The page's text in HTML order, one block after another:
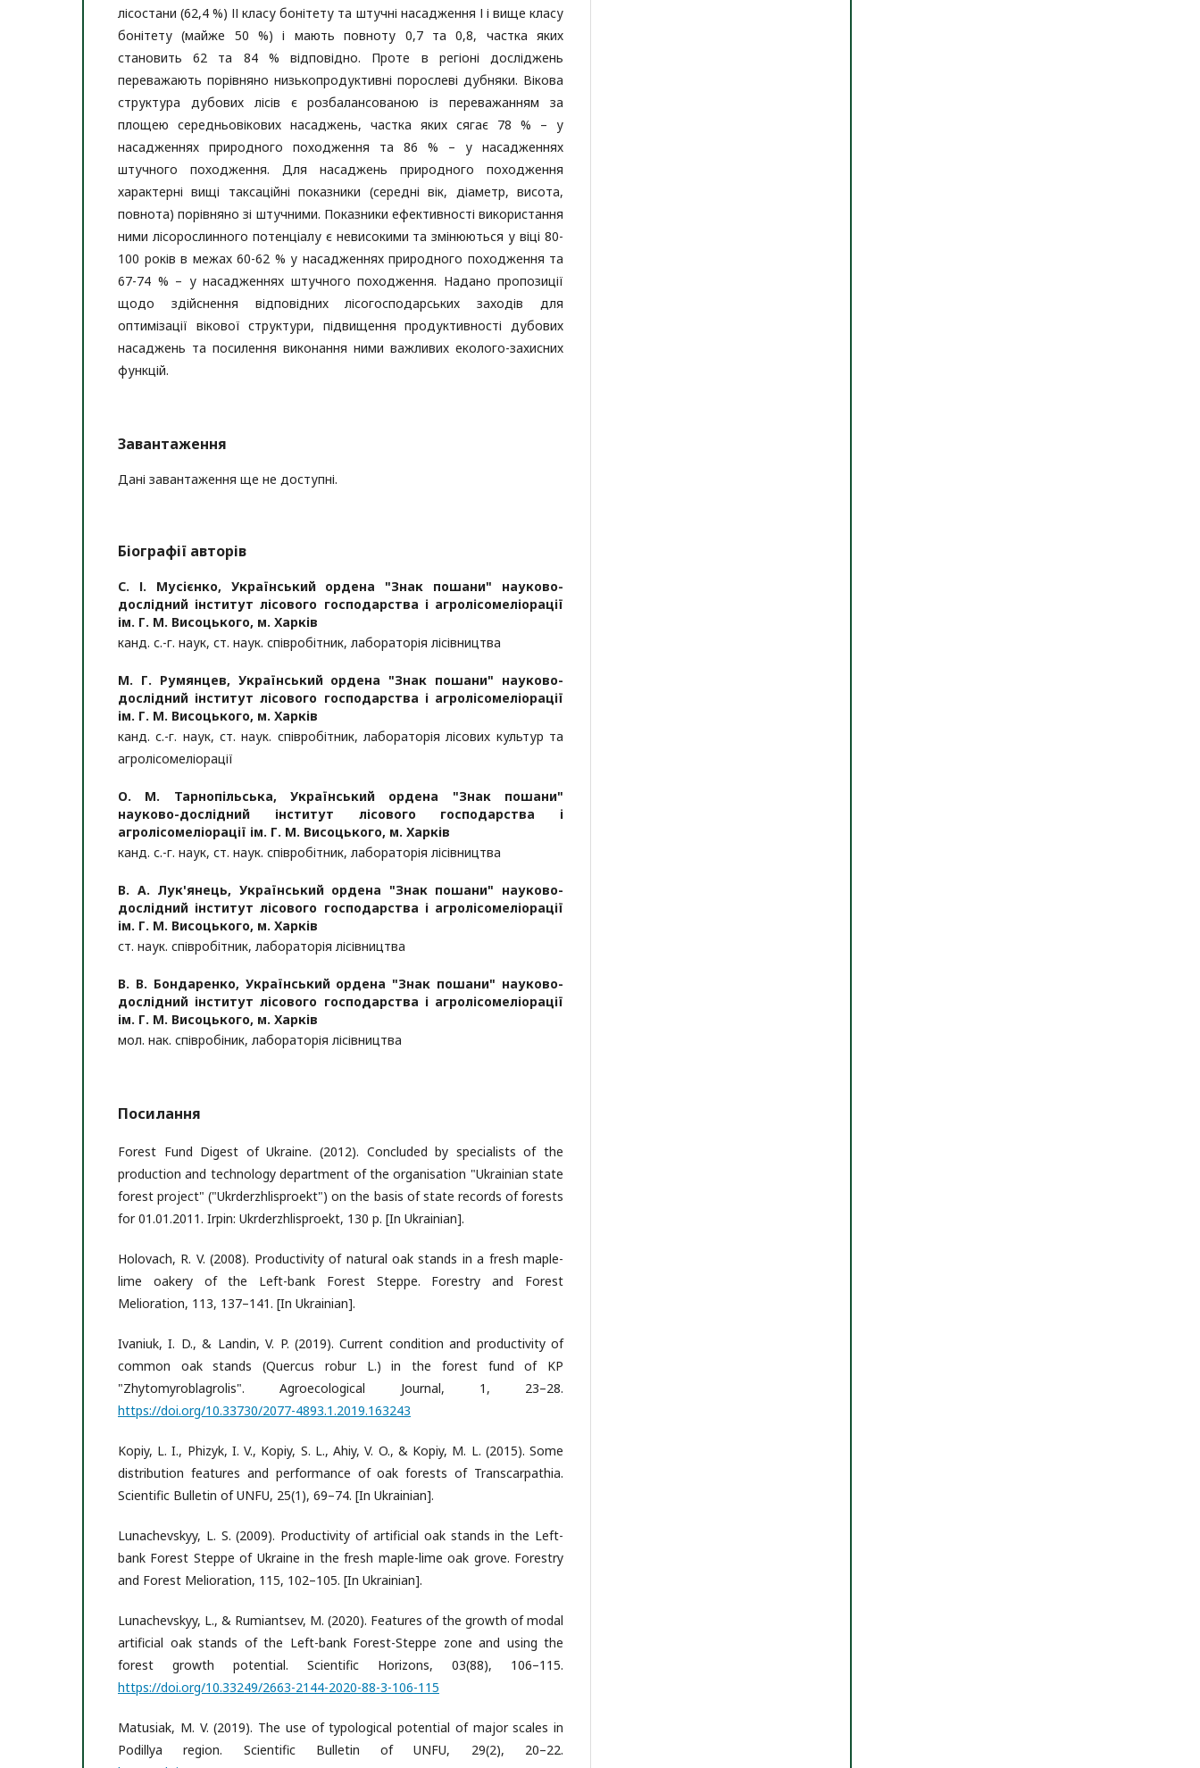
лісостани (62,4 %) ІІ класу бонітету та штучні насадження І і вище класу
бонітету (майже 50 %) і мають повноту 0,7 та 0,8, частка яких
становить 62 та 84 % відповідно. Проте в регіоні досліджень
переважають порівняно низькопродуктивні порослеві дубняки. Вікова
структура дубових лісів є розбалансованою із переважанням за
площею середньовікових насаджень, частка яких сягає 78 % – у
насадженнях природного походження та 86 % – у насадженнях
штучного походження. Для насаджень природного походження
характерні вищі таксаційні показники (середні вік, діаметр, висота,
повнота) порівняно зі штучними. Показники ефективності використання
ними лісорослинного потенціалу є невисокими та змінюються у віці 80-
100 років в межах 60-62 % у насадженнях природного походження та
67-74 % – у насадженнях штучного походження. Надано пропозиції
щодо здійснення відповідних лісогосподарських заходів для
оптимізації вікової структури, підвищення продуктивності дубових
насаджень та посилення виконання ними важливих еколого-захисних
функцій.
Завантаження
Дані завантаження ще не доступні.
Біографії авторів
С. І. Мусієнко, Український ордена "Знак пошани" науково-
дослідний інститут лісового господарства і агролісомеліорації
ім. Г. М. Висоцького, м. Харків
канд. с.-г. наук, ст. наук. співробітник, лабораторія лісівництва
М. Г. Румянцев, Український ордена "Знак пошани" науково-
дослідний інститут лісового господарства і агролісомеліорації
ім. Г. М. Висоцького, м. Харків
канд. с.-г. наук, ст. наук. співробітник, лабораторія лісових культур та
агролісомеліорації
О. М. Тарнопільська, Український ордена "Знак пошани"
науково-дослідний інститут лісового господарства і
агролісомеліорації ім. Г. М. Висоцького, м. Харків
канд. с.-г. наук, ст. наук. співробітник, лабораторія лісівництва
В. А. Лук'янець, Український ордена "Знак пошани" науково-
дослідний інститут лісового господарства і агролісомеліорації
ім. Г. М. Висоцького, м. Харків
ст. наук. співробітник, лабораторія лісівництва
В. В. Бондаренко, Український ордена "Знак пошани" науково-
дослідний інститут лісового господарства і агролісомеліорації
ім. Г. М. Висоцького, м. Харків
мол. нак. співробіник, лабораторія лісівництва
Посилання
Forest Fund Digest of Ukraine. (2012). Concluded by specialists of the
production and technology department of the organisation "Ukrainian state
forest project" ("Ukrderzhlisproekt") on the basis of state records of forests
for 01.01.2011. Irpin: Ukrderzhlisproekt, 130 p. [In Ukrainian].
Holovach, R. V. (2008). Productivity of natural oak stands in a fresh maple-
lime oakery of the Left-bank Forest Steppe. Forestry and Forest
Melioration, 113, 137–141. [In Ukrainian].
Ivaniuk, I. D., & Landin, V. P. (2019). Current condition and productivity of
common oak stands (Quercus robur L.) in the forest fund of KP
"Zhytomyroblagrolis". Agroecological Journal, 1, 23–28.
https://doi.org/10.33730/2077-4893.1.2019.163243
Kopiy, L. I., Phizyk, I. V., Kopiy, S. L., Ahiy, V. O., & Kopiy, M. L. (2015). Some
distribution features and performance of oak forests of Transcarpathia.
Scientific Bulletin of UNFU, 25(1), 69–74. [In Ukrainian].
Lunachevskyy, L. S. (2009). Productivity of artificial oak stands in the Left-
bank Forest Steppe of Ukraine in the fresh maple-lime oak grove. Forestry
and Forest Melioration, 115, 102–105. [In Ukrainian].
Lunachevskyy, L., & Rumiantsev, M. (2020). Features of the growth of modal
artificial oak stands of the Left-bank Forest-Steppe zone and using the
forest growth potential. Scientific Horizons, 03(88), 106–115.
https://doi.org/10.33249/2663-2144-2020-88-3-106-115
Matusiak, M. V. (2019). The use of typological potential of major scales in
Podillya region. Scientific Bulletin of UNFU, 29(2), 20–22.